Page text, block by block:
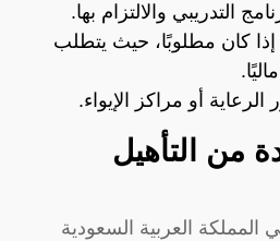
التدريبي والالتزام بها.
إذا كان مطلوبًا، حيث يتطلب
أو مراكز الإيواء.
من التأهيل
المملكة العربية السعودية